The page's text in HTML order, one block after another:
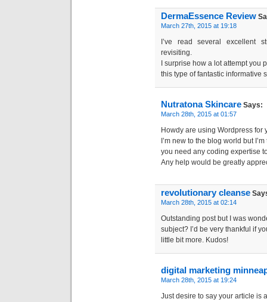
DermaEssence Review
March 27th, 2015 at 19:18
I’ve read several excellent
revisiting.
I surprise how a lot attempt you
this type of fantastic informative
Nutratona Skincare Says:
March 28th, 2015 at 01:57
Howdy are using Wordpress for
I’m new to the blog world but
you need any coding expertise
Any help would be greatly
revolutionary cleanse
March 28th, 2015 at 02:14
Outstanding post but I was
subject? I’d be very thankful if
little bit more. Kudos!
digital marketing
March 28th, 2015 at 19:24
Just desire to say your article is